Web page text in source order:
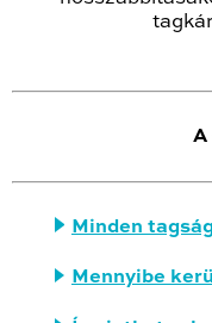
A
Minden
Mennyibe